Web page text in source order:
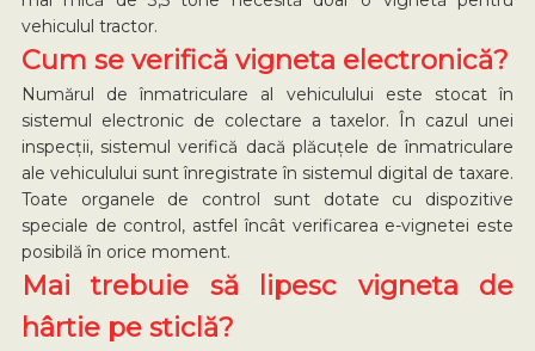
vehiculul tractor.
Cum se verifică vigneta electronică?
Numărul de înmatriculare al vehiculului este stocat în
sistemul electronic de colectare a taxelor. În cazul unei
inspecții, sistemul verifică dacă plăcuțele de înmatriculare
ale vehiculului sunt înregistrate în sistemul digital de taxare.
Toate organele de control sunt dotate cu dispozitive
speciale de control, astfel încât verificarea e-vignetei este
posibilă în orice moment.
Mai trebuie să lipesc vigneta de
hârtie pe sticlă?